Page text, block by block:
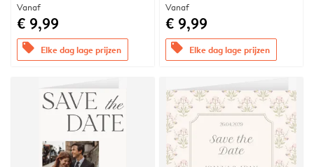
Vanaf
€ 9,99
offers Elke dag lage prijzen
Vanaf
€ 9,99
offers Elke dag lage prijzen